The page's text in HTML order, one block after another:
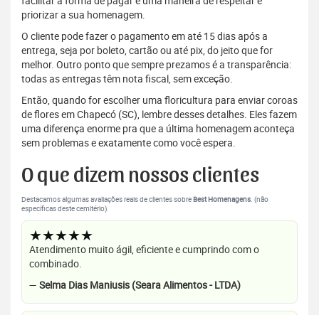
priorizar a sua homenagem.
O cliente pode fazer o pagamento em até 15 dias após a
entrega, seja por boleto, cartão ou até pix, do jeito que for
melhor. Outro ponto que sempre prezamos é a transparência:
todas as entregas têm nota fiscal, sem exceção.
Então, quando for escolher uma floricultura para enviar coroas
de flores em Chapecó (SC), lembre desses detalhes. Eles fazem
uma diferença enorme pra que a última homenagem aconteça
sem problemas e exatamente como você espera.
O que dizem nossos clientes
Destacamos algumas avaliações reais de clientes sobre Best Homenagens. (não
específicas deste cemitério).
★★★★★
Atendimento muito ágil, eficiente e cumprindo com o
combinado.
— Selma Dias Maniusis (Seara Alimentos - LTDA)